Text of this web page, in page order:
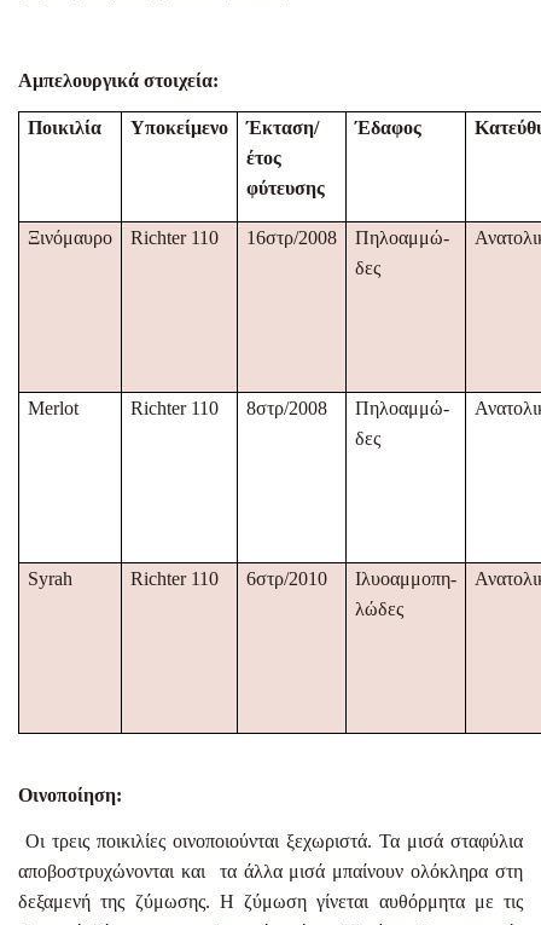
Αμπελουργικά στοιχεία:
Ποικιλία Υποκείμενο
Έκταση/
έτος
φύτευσης
Έδαφος
Ξινόμαυρο Richter 110 16στρ/2008
Πηλοαμμώ-
δες
Merlot Richter 110 8στρ/2008
Πηλοαμμώ-
δες
Syrah Richter 110 6στρ/2010
Ιλυοαμμοπη-
λώδες
Οινοποίηση:
Οι τρεις ποικιλίες οινοποιούνται ξεχωριστά. Τα μισά σταφύλια
αποβοστρυχώνονται και τα άλλα μισά μπαίνουν ολόκληρα στη
δεξαμενή της ζύμωσης. Η ζύμωση γίνεται αυθόρμητα με τις